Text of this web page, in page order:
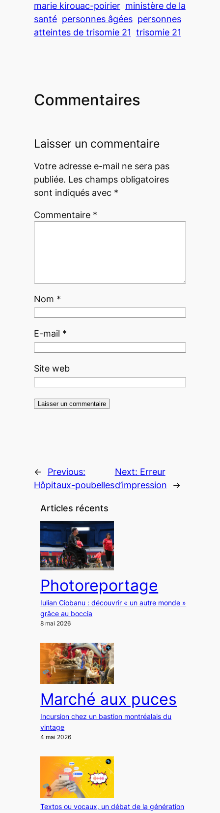
marie kirouac-poirier ministère de la
santé personnes âgées personnes
atteintes de trisomie 21 trisomie 21
Commentaires
Laisser un commentaire
Votre adresse e-mail ne sera pas
publiée. Les champs obligatoires
sont indiqués avec *
Commentaire *
Nom *
E-mail *
Site web
←
Previous:
Hôpitaux-poubelles
Next: Erreur
d’impression
→
Articles récents
Photoreportage
Iulian Ciobanu : découvrir « un autre monde »
grâce au boccia
8 mai 2026
Marché aux puces
Incursion chez un bastion montréalais du
vintage
4 mai 2026
Textos ou vocaux, un débat de la génération